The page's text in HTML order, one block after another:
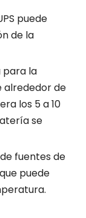
puede
de la
la
alrededor de
los 5 a 10
se
fuentes de
puede